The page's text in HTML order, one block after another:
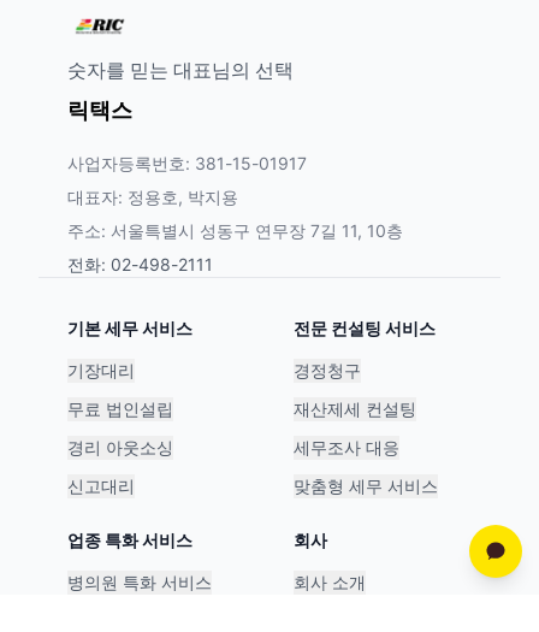
숫자를 믿는 대표님의 선택
릭택스
사업자등록번호: 381-15-01917
대표자: 정용호, 박지용
주소: 서울특별시 성동구 연무장 7길 11, 10층
전화: 02-498-2111
기본 세무 서비스
기장대리
무료 법인설립
경리 아웃소싱
신고대리
전문 컨설팅 서비스
경정청구
재산제세 컨설팅
세무조사 대응
맞춤형 세무 서비스
업종 특화 서비스
병의원 특화 서비스
회사
회사 소개